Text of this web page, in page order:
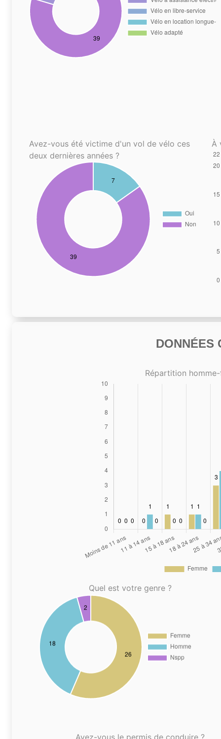
Avez-vous été victime d'un vol de vélo ces
deux dernières années ?
À
DONNÉES
Répartition
Quel est votre genre ?
Avez-vous le permis de conduire ?